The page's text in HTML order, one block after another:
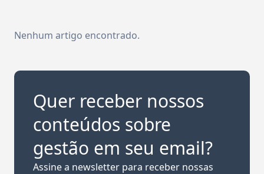
Nenhum artigo encontrado.
Quer receber nossos
conteúdos sobre
gestão em seu email?
Assine a newsletter para receber nossas